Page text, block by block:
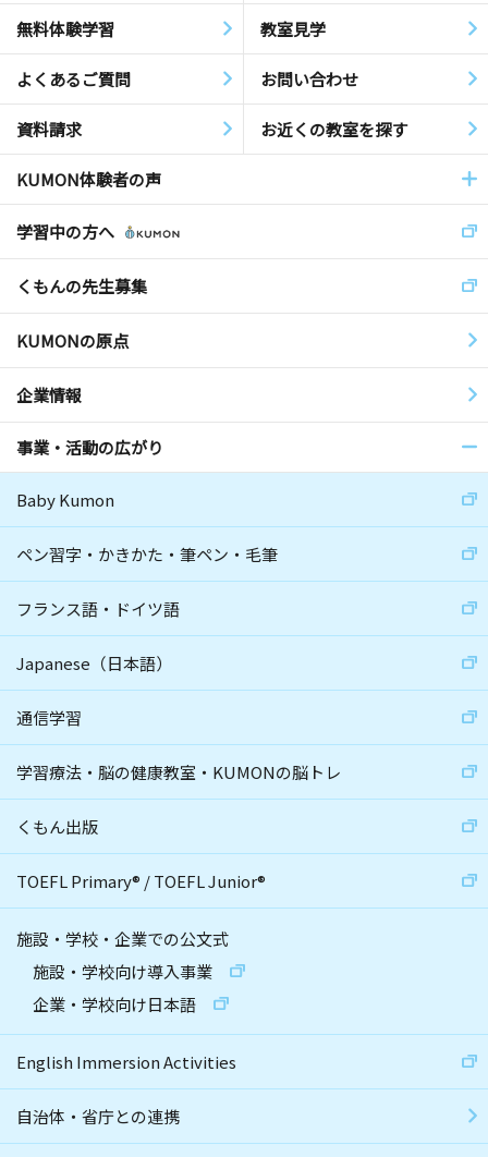
無料体験学習 教室見学
よくあるご質問 お問い合わせ
資料請求 お近くの教室を探す
KUMON体験者の声
学習中の方へ
くもんの先生募集
KUMONの原点
企業情報
事業・活動の広がり
Baby Kumon
ペン習字・かきかた・筆ペン・毛筆
フランス語・ドイツ語
Japanese（日本語）
通信学習
学習療法・脳の健康教室・KUMONの脳トレ
くもん出版
TOEFL Primary® /TOEFL Junior®
施設・学校・企業での公文式
施設・学校向け導入事業
企業・学校向け日本語
English Immersion Activities
自治体・省庁との連携